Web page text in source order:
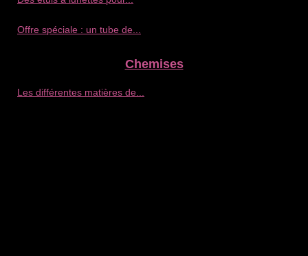
Offre spéciale : un tube de...
Chemises
Les différentes matières de...